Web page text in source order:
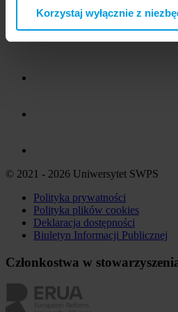
Korzystaj wyłącznie z
© 2021 - 2026 Uniwersytet SWPS
Polityka prywatności
Polityka plików cookies
Deklaracja dostępności
Biuletyn Informacji Publicznej
Członkostwa w